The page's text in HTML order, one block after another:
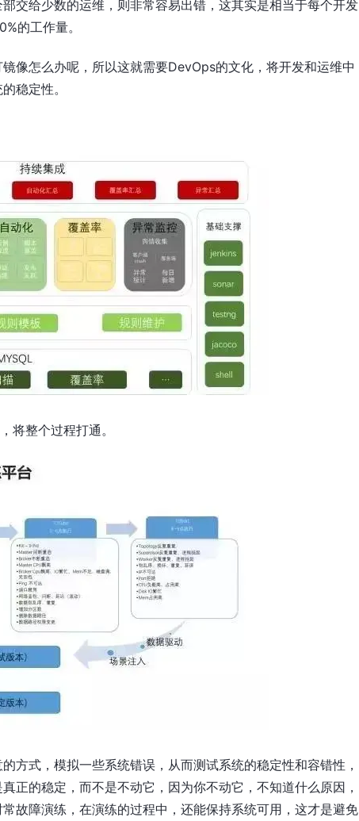
交给少数的运维，则非常容易出错，这其实是相当于每个开发
的工作量。
像怎么办呢，所以这就需要DevOps的文化，将开发和运维中
稳定性。
将整个过程打通。
方式，模拟一些系统错误，从而测试系统的稳定性和容错性，
正的稳定，而不是不动它，因为你不动它，不知道什么原因，
故障演练，在演练的过程中，还能保持系统可用，这才是避免